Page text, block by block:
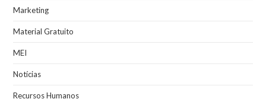
Marketing
Material Gratuito
MEI
Notícias
Recursos Humanos